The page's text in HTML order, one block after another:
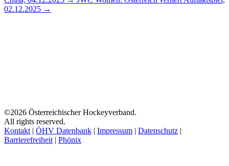
02.12.2025 →
©2026 Österreichischer Hockeyverband.
All rights reserved.
Kontakt | ÖHV Datenbank | Impressum | Datenschutz |
Barrierefreiheit | Phönix